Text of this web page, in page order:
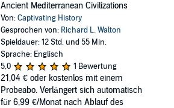
Ancient Mediterranean Civilizations
Von:Captivating History
Gesprochen von: Richard L. Walton
Spieldauer: 12 Std. und 55 Min.
Sprache: Englisch
5,0
1 Bewertung
21,04 € oder kostenlos mit einem
Probeabo. Verlängert sich automatisch
für 6,99 €/Monat nach Ablauf des